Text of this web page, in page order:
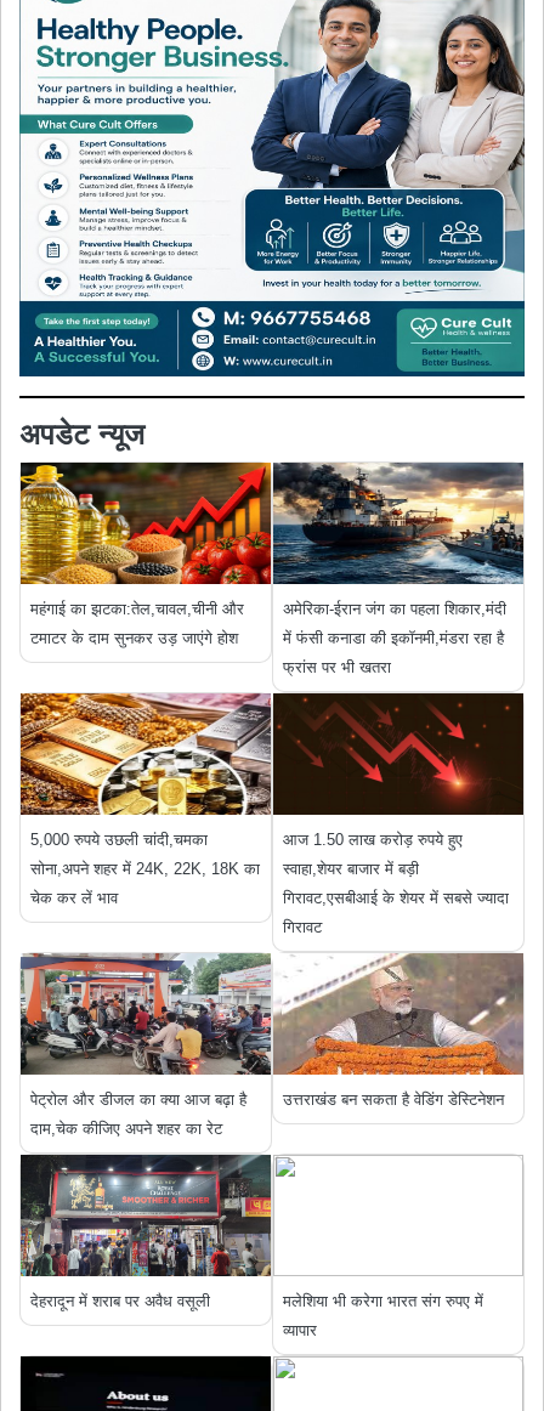
अपडेट न्यूज
महंगाई का झटका:तेल,चावल,चीनी और
टमाटर के दाम सुनकर उड़ जाएंगे होश
अमेरिका-ईरान जंग का पहला शिकार,मंदी
में फंसी कनाडा की इकॉनमी,मंडरा रहा है
फ्रांस पर भी खतरा
5,000 रुपये उछली चांदी,चमका
सोना,अपने शहर में 24K, 22K, 18K का
चेक कर लें भाव
आज 1.50 लाख करोड़ रुपये हुए
स्‍वाहा,शेयर बाजार में बड़ी
गिरावट,एसबीआई के शेयर में सबसे ज्यादा
गिरावट
पेट्रोल और डीजल का क्या आज बढ़ा है
दाम,चेक कीजिए अपने शहर का रेट
उत्तराखंड बन सकता है वेडिंग डेस्टिनेशन
देहरादून में शराब पर अवैध वसूली
मलेशिया भी करेगा भारत संग रुपए में
व्यापार